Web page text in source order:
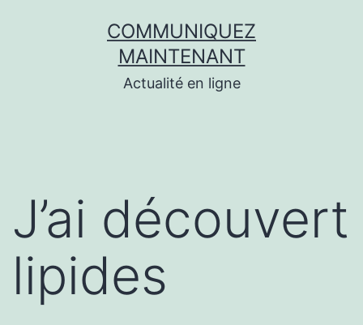
COMMUNIQUEZ
MAINTENANT
Actualité en ligne
J’ai découvert
lipides